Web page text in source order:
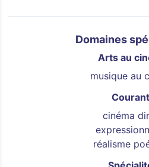
Domaines
Arts au
musique au
cinéma
réalisme